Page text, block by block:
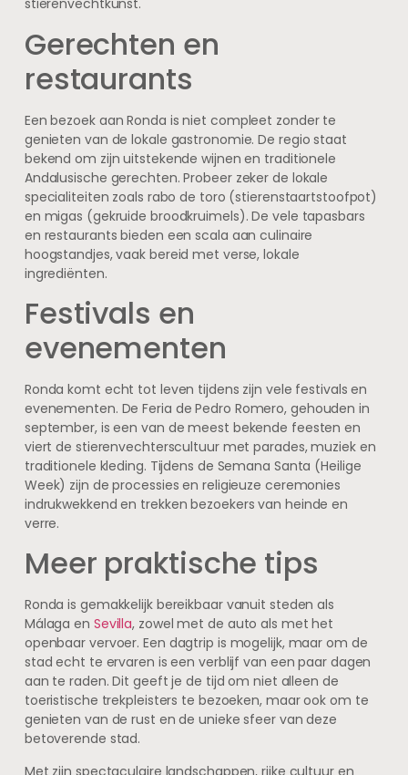
stierenvechtkunst.
Gerechten en
restaurants
Een bezoek aan Ronda is niet compleet zonder te
genieten van de lokale gastronomie. De regio staat
bekend om zijn uitstekende wijnen en traditionele
Andalusische gerechten. Probeer zeker de lokale
specialiteiten zoals rabo de toro (stierenstaartstoofpot)
en migas (gekruide broodkruimels). De vele tapasbars
en restaurants bieden een scala aan culinaire
hoogstandjes, vaak bereid met verse, lokale
ingrediënten.
Festivals en
evenementen
Ronda komt echt tot leven tijdens zijn vele festivals en
evenementen. De Feria de Pedro Romero, gehouden in
september, is een van de meest bekende feesten en
viert de stierenvechterscultuur met parades, muziek en
traditionele kleding. Tijdens de Semana Santa (Heilige
Week) zijn de processies en religieuze ceremonies
indrukwekkend en trekken bezoekers van heinde en
verre.
Meer praktische tips
Ronda is gemakkelijk bereikbaar vanuit steden als
Málaga en Sevilla, zowel met de auto als met het
openbaar vervoer. Een dagtrip is mogelijk, maar om de
stad echt te ervaren is een verblijf van een paar dagen
aan te raden. Dit geeft je de tijd om niet alleen de
toeristische trekpleisters te bezoeken, maar ook om te
genieten van de rust en de unieke sfeer van deze
betoverende stad.
Met zijn spectaculaire landschappen, rijke cultuur en